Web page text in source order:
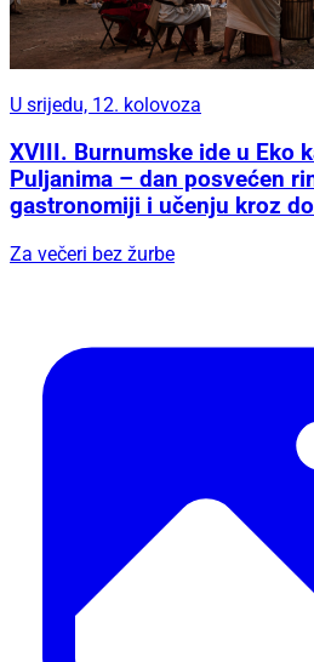
U srijedu, 12. kolovoza
XVIII. Burnumske ide u Eko
Puljanima – dan posvećen
gastronomiji i učenju kroz
Za večeri bez žurbe